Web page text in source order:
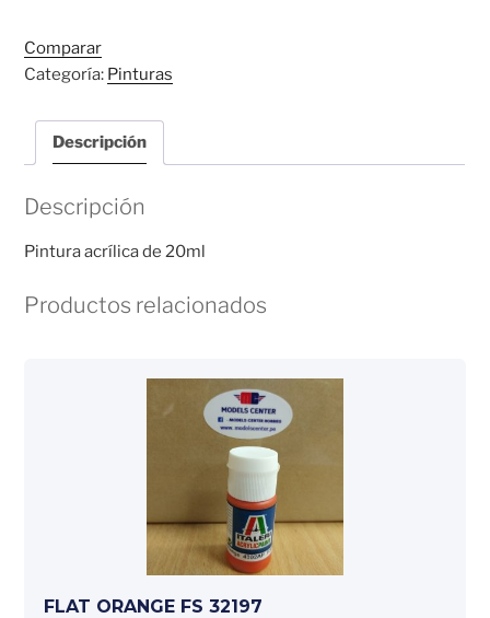
cantidad
Comparar
Categoría: Pinturas
Descripción
Descripción
Pintura acrílica de 20ml
Productos relacionados
FLAT ORANGE FS 32197